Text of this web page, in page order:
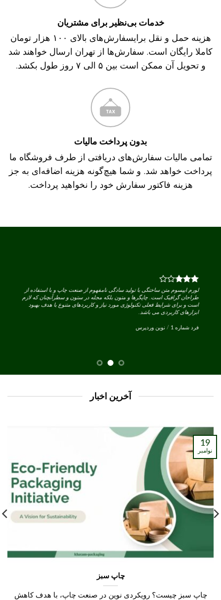
خدمات بی‌نظیر برای مشتریان
هزینه حمل و نقل برایسفارش‌های بالای ۱۰۰ هزار تومان
کاملا رایگان است. سفارش‌ها از تهران ارسال خواهند شد
و تحویل آن ممکن است بین ۵ الی ۷ روز طول بکشد.
بدون پرداخت مالیات
تمامی مالیات سفارش‌های دریافتی از طرف فروشگاه ما
پرداخت خواهد شد. و شما هیچ‌گونه هزینه اضافه‌ای به جز
هزینه فاکتور سفارش خود را نخواهید پرداخت.
لورم ایپسوم متن ساختگی با تولید سادگی نامفهوم از صنعت چاپ و با استفاده از
طراحان گرافیک است. چاپگرها و متون بلکه مجله در ستون و سطرآنچنان که لازم
است و برای شرایط فعلی تکنولوژی مورد نیاز و کاربردهای متنوع با هدف بهبود
ابزارهای کاربردی می باشد.
فرد شماره 1 / نوین وردپرس
آخرین اخبار
چاپ سبز
چاپ سبز چیست؟ رویکردی نوین در صنعت چاپ، با هدف کاهش
19
نوامبر